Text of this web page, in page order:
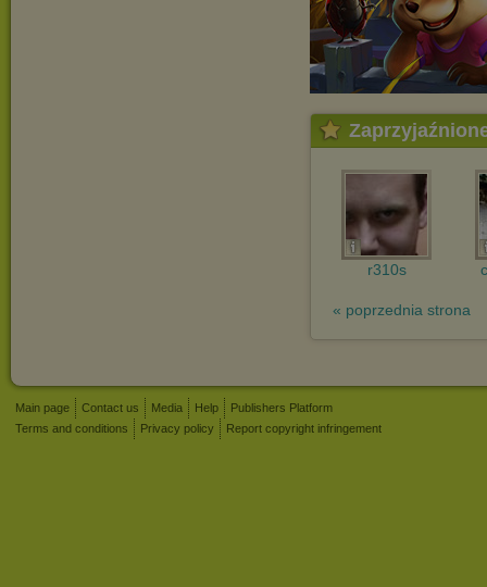
r310s
« poprzednia strona
Main page Contact us Media Help
Publishers Platform
Terms and conditions
Privacy policy Report copyright infringement